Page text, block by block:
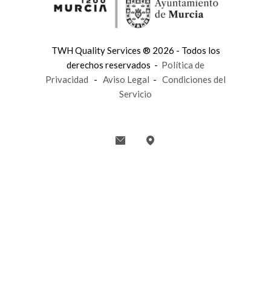
TWH Quality Services ® 2026 - Todos los
derechos reservados - Política de
Privacidad - Aviso Legal - Condiciones del
Servicio